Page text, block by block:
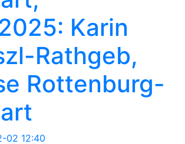
Karin
Rathgeb,
Rottenburg-
02 12:40